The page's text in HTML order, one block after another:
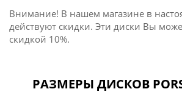
Внимание! В нашем магазине в
действуют скидки. Эти диски Вы
скидкой 10%.
РАЗМЕРЫ ДИСКОВ